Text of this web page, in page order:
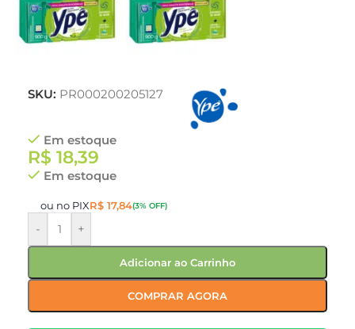
SKU: PR000200205127
Em estoque
R$ 18,39
Em estoque
ou no PIXR$ 17,84(3% OFF)
- +
Adicionar ao Carrinho
COMPRAR AGORA